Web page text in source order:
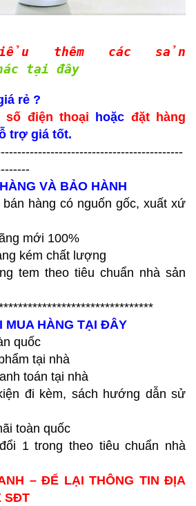
thêm các sản
tại đây
rẻ ?
số điện thoại hoặc đặt hàng
trợ giá tốt.
VÀ BẢO HÀNH
bán hàng có nguốn gốc, xuất xứ
mới 100%
kém chất lượng
tem theo tiêu chuẩn nhà sản
MUA HÀNG TẠI ĐÂY
quốc
tại nhà
toán tại nhà
đi kèm, sách hướng dẫn sử
toàn quốc
1 trong theo tiêu chuẩn nhà
– ĐỂ LẠI THÔNG TIN ĐỊA
SĐT